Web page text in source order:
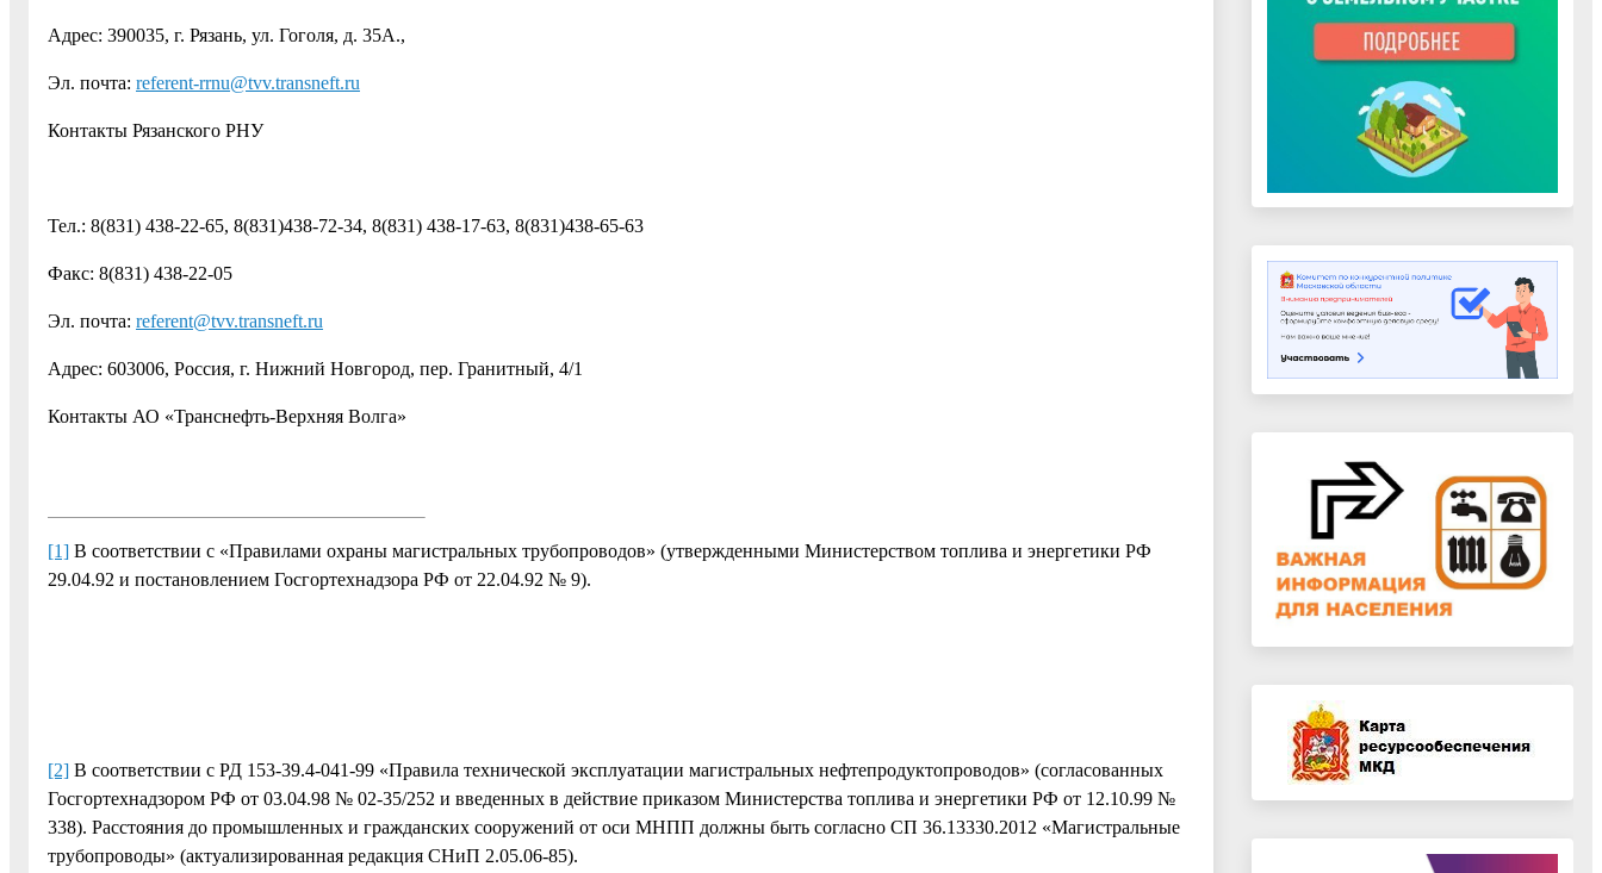
Адрес: 390035, г. Рязань, ул. Гоголя, д. 35А.,
Эл. почта: referent-rrnu@tvv.transneft.ru
Контакты Рязанского РНУ
Тел.: 8(831) 438-22-65, 8(831)438-72-34, 8(831) 438-17-63, 8(831)438-65-63
Факс: 8(831) 438-22-05
Эл. почта: referent@tvv.transneft.ru
Адрес: 603006, Россия, г. Нижний Новгород, пер. Гранитный, 4/1
Контакты АО «Транснефть-Верхняя Волга»
[1] В соответствии с «Правилами охраны магистральных трубопроводов» (утвержденными Министерством топлива и энергетики РФ
29.04.92 и постановлением Госгортехнадзора РФ от 22.04.92 № 9).
[2] В соответствии с РД 153-39.4-041-99 «Правила технической эксплуатации магистральных нефтепродуктопроводов» (согласованных
Госгортехнадзором РФ от 03.04.98 № 02-35/252 и введенных в действие приказом Министерства топлива и энергетики РФ от 12.10.99 №
338). Расстояния до промышленных и гражданских сооружений от оси МНПП должны быть согласно СП 36.13330.2012 «Магистральные
трубопроводы» (актуализированная редакция СНиП 2.05.06-85).